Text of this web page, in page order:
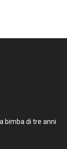
bimba di tre anni